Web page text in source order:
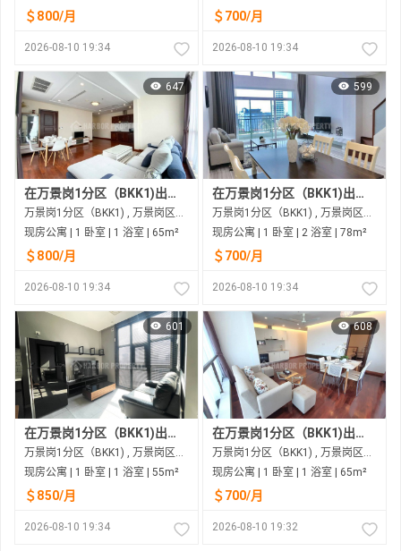
＄800/月
2026-08-10 19:34
＄700/月
2026-08-10 19:34
647
在万景岗1分区（BKK1)出租的现房公寓
万景岗1分区（BKK1) , 万景岗区（BKK) , 金边市
现房公寓 | 1 卧室 | 1 浴室 | 65m²
＄800/月
2026-08-10 19:34
599
在万景岗1分区（BKK1)出租的现房公寓
万景岗1分区（BKK1) , 万景岗区（BKK) , 金边市
现房公寓 | 1 卧室 | 2 浴室 | 78m²
＄700/月
2026-08-10 19:34
601
在万景岗1分区（BKK1)出租的现房公寓
万景岗1分区（BKK1) , 万景岗区（BKK) , 金边市
现房公寓 | 1 卧室 | 1 浴室 | 55m²
＄850/月
2026-08-10 19:34
608
在万景岗1分区（BKK1)出租的现房公寓
万景岗1分区（BKK1) , 万景岗区（BKK) , 金边市
现房公寓 | 1 卧室 | 1 浴室 | 65m²
＄700/月
2026-08-10 19:32